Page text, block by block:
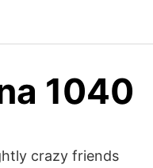
1040
crazy friends